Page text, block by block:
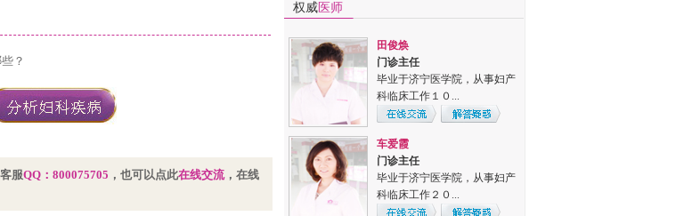
？
服QQ： 800075705 ，也可以点此在线交流，在线
任了吗？流了吧！
过来人带你亲历：妇科检查
神秘全程
权威 医师
田俊焕
门诊主任
毕业于济宁医学院，从事妇产
科临床工作１０...
车爱霞
门诊主任
毕业于济宁医学院，从事妇产
科临床工作２０...